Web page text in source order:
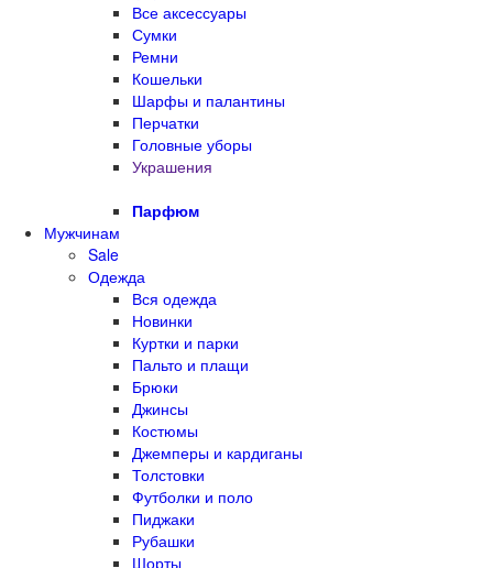
Все аксессуары
Сумки
Ремни
Кошельки
Шарфы и палантины
Перчатки
Головные уборы
Украшения
Парфюм
Мужчинам
Sale
Одежда
Вся одежда
Новинки
Куртки и парки
Пальто и плащи
Брюки
Джинсы
Костюмы
Джемперы и кардиганы
Толстовки
Футболки и поло
Пиджаки
Рубашки
Шорты